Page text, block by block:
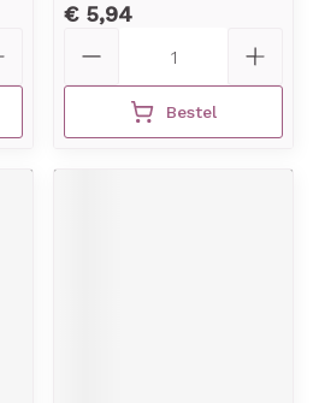
€ 5,94
Bestel